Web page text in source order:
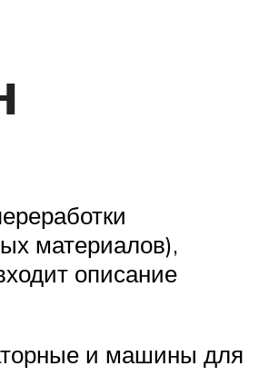
материалов),
описание
и машины для